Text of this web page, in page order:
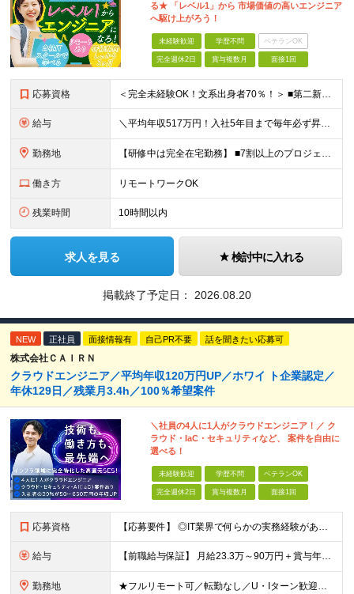
る★ 「レベル1」から 市場価値の高いエンジニア
へ駆け上がろう！
未経験歓迎 学歴不問 ベテランOK
完全週休2日 賞与複数月 面接1回
応募資格 ＜完全未経験OK！文系出身者70％！＞ ■第二新卒歓迎 ■学歴・経歴不問・社会人未経験もOK ■20代を中心に活躍中◎ ★☆先輩たちの前職☆★ 元アパレルスタッフや塾講師、介護士、事務、営業など社員
給与 ＼平均年収517万円！入社5年目まで毎年必ず昇給／ ■賞与年3回 ■年収800万円以上も可 ■入社3年以上の平均年収469.2万円 月給23万2000円以上＋賞与年3回＋各種手当 ☆入社5年目まで最
勤務地 【研修中は完全在宅勤務】 ■7割以上のプロジェクトでリモートワークを導入 ■一都三県のプロジェクト先 ■転居を伴う転勤なし ＜プロジェクト先＞ 東京・神奈川・千葉・埼玉でのプロジェクト先にて勤務いた
働き方 リモートワークOK
残業時間 10時間以内
求人を見る 検討中に入れる
掲載終了予定日： 2026.08.20
NEW 正社員 面接情報有 自己PR不要 話を聞きたい応募可
株式会社ＣＡＩＲＮ
クラウドエンジニア／平均年収120万円UP／ホワイ ト企業認定／
年休129日／残業月3.4h／100％希望案件
＼社員の4人に1人がクラウドエンジニア！／ ク
ラウド・IaC・セキュリティなど、 案件を自由に
選べる！
未経験歓迎 学歴不問 ベテランOK
完全週休2日 賞与複数月 面接1回
応募資格 【応募要件】 ◎IT業界で何らかの実務経験がある方 └2～3ヶ月の実務経験のある方は歓迎します！ 例）PCキッティングやモバイル通信基地局の業務経験者など インフラエンジニアとして経験のある方は、
給与 【前職給与保証】 月給23.3万～90万円＋賞与年2回＋インセンティブ ★年収1000万円以上の実績あり！ ※上記月給には月20～30時間分（2万9,300円～21万7,900円）の固定残業代を含み
勤務地 ★フルリモート可／転勤なし／U・Iターン歓迎★ ◎勤務地は相談の上、ご自宅近くに調整します！ 【勤務地】 本社、または東京／埼玉／千葉／神奈川／愛知／仙台のクライアント先 ◎完全在宅（フルリモート）